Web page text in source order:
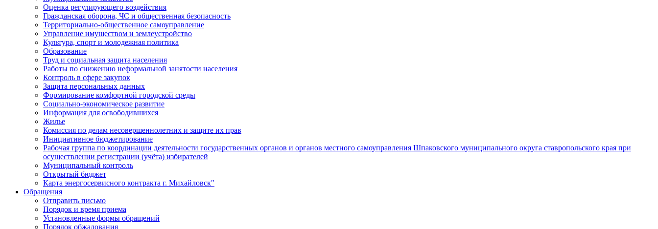
Оценка регулирующего воздействия
Гражданская оборона, ЧС и общественная безопасность
Территориально-общественное самоуправление
Управление имуществом и землеустройство
Культура, спорт и молодежная политика
Образование
Труд и социальная защита населения
Работы по снижению неформальной занятости населения
Контроль в сфере закупок
Защита персональных данных
Формирование комфортной городской среды
Социально-экономическое развитие
Информация для освободившихся
Жилье
Комиссия по делам несовершеннолетних и защите их прав
Инициативное бюджетирование
Рабочая группа по координации деятельности государственных органов и органов местного самоуправления Шпаковского муниципального округа ставропольского края при
осуществлении регистрации (учёта) избирателей
Муниципальный контроль
Открытый бюджет
Карта энергосервисного контракта г. Михайловск"
Обращения
Отправить письмо
Порядок и время приема
Установленные формы обращений
Порядок обжалования